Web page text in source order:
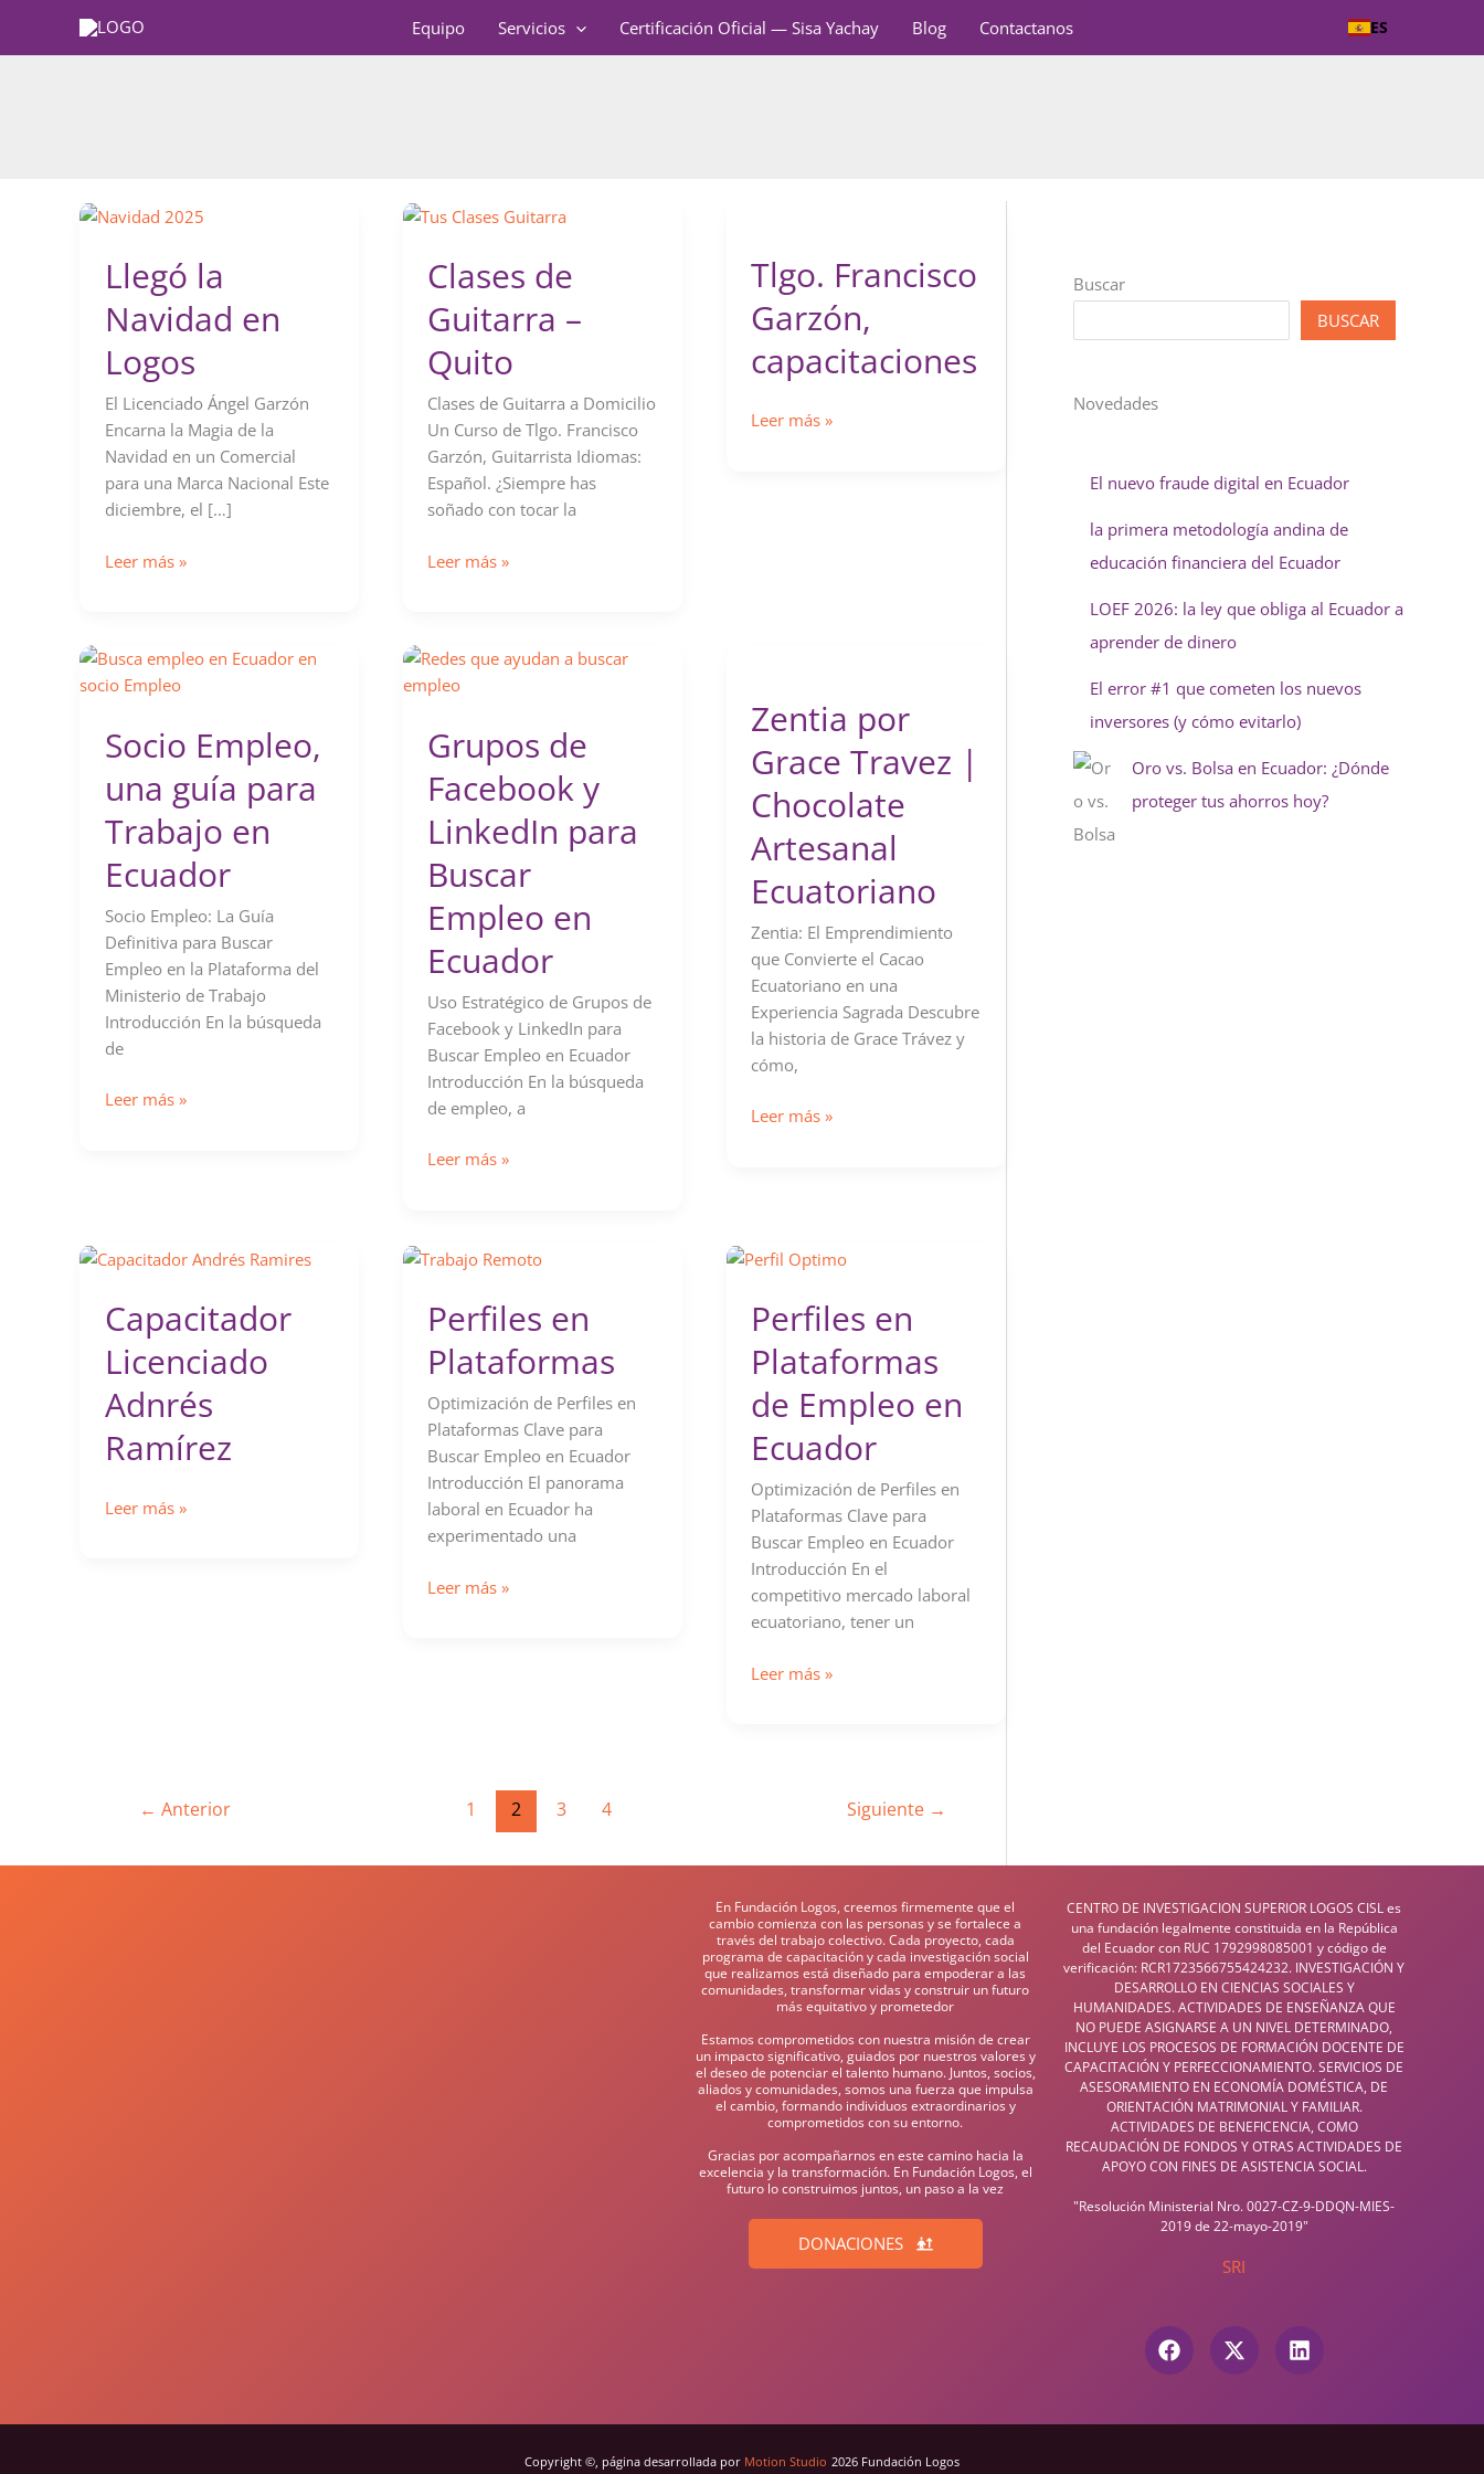
Equipo Servicios Certificación Oficial — Sisa Yachay Blog Contactanos ES
Llegó la
Navidad en
Logos
El Licenciado Ángel Garzón
Encarna la Magia de la
Navidad en un Comercial
para una Marca Nacional Este
diciembre, el […]
Llegó
Logos
Leer más »
Clases de
Guitarra –
Quito
Clases de Guitarra a Domicilio
Un Curso de Tlgo. Francisco
Garzón, Guitarrista Idiomas:
Español. ¿Siempre has
soñado con tocar la
Clases
Quito
Leer más »
Tlgo. Francisco
Garzón,
capacitaciones
Tlgo.
Leer más »
Socio Empleo,
una guía para
Trabajo en
Ecuador
Socio Empleo: La Guía
Definitiva para Buscar
Empleo en la Plataforma del
Ministerio de Trabajo
Introducción En la búsqueda
de
Socio
en
Leer más »
Grupos de
Facebook y
LinkedIn para
Buscar
Empleo en
Ecuador
Uso Estratégico de Grupos de
Facebook y LinkedIn para
Buscar Empleo en Ecuador
Introducción En la búsqueda
de empleo, a
Grupos
LinkedIn
Buscar
Empleo
en
Ecuador
Leer más »
Zentia por
Grace Travez |
Chocolate
Artesanal
Ecuatoriano
Zentia: El Emprendimiento
que Convierte el Cacao
Ecuatoriano en una
Experiencia Sagrada Descubre
la historia de Grace Trávez y
cómo,
Zentia
Chocolate
Artesanal
Ecuatoriano
Leer más »
Capacitador
Licenciado
Adnrés
Ramírez
Capacitador
Leer más »
Perfiles en
Plataformas
Optimización de Perfiles en
Plataformas Clave para
Buscar Empleo en Ecuador
Introducción El panorama
laboral en Ecuador ha
experimentado una
Perfiles
Leer más »
Perfiles en
Plataformas
de Empleo en
Ecuador
Optimización de Perfiles en
Plataformas Clave para
Buscar Empleo en Ecuador
Introducción En el
competitivo mercado laboral
ecuatoriano, tener un
Perfiles
Leer más »
← Anterior 1 2 3 4 Siguiente →
Buscar
BUSCAR
Novedades
El nuevo fraude digital en Ecuador
la primera metodología andina de
educación financiera del Ecuador
LOEF 2026: la ley que obliga al Ecuador a
aprender de dinero
El error #1 que cometen los nuevos
inversores (y cómo evitarlo)
Oro vs. Bolsa en Ecuador: ¿Dónde
proteger tus ahorros hoy?
En Fundación Logos, creemos firmemente que el
cambio comienza con las personas y se fortalece a
través del trabajo colectivo. Cada proyecto, cada
programa de capacitación y cada investigación social
que realizamos está diseñado para empoderar a las
comunidades, transformar vidas y construir un futuro
más equitativo y prometedor
Estamos comprometidos con nuestra misión de crear
un impacto significativo, guiados por nuestros valores y
el deseo de potenciar el talento humano. Juntos, socios,
aliados y comunidades, somos una fuerza que impulsa
el cambio, formando individuos extraordinarios y
comprometidos con su entorno.
Gracias por acompañarnos en este camino hacia la
excelencia y la transformación. En Fundación Logos, el
futuro lo construimos juntos, un paso a la vez
DONACIONES
CENTRO DE INVESTIGACION SUPERIOR LOGOS CISL es
una fundación legalmente constituida en la República
del Ecuador con RUC 1792998085001 y código de
verificación: RCR1723566755424232. INVESTIGACIÓN Y
DESARROLLO EN CIENCIAS SOCIALES Y
HUMANIDADES. ACTIVIDADES DE ENSEÑANZA QUE
NO PUEDE ASIGNARSE A UN NIVEL DETERMINADO,
INCLUYE LOS PROCESOS DE FORMACIÓN DOCENTE DE
CAPACITACIÓN Y PERFECCIONAMIENTO. SERVICIOS DE
ASESORAMIENTO EN ECONOMÍA DOMÉSTICA, DE
ORIENTACIÓN MATRIMONIAL Y FAMILIAR.
ACTIVIDADES DE BENEFICENCIA, COMO
RECAUDACIÓN DE FONDOS Y OTRAS ACTIVIDADES DE
APOYO CON FINES DE ASISTENCIA SOCIAL.
"Resolución Ministerial Nro. 0027-CZ-9-DDQN-MIES-
2019 de 22-mayo-2019"
SRI
Copyright ©, página desarrollada por Motion Studio 2026 Fundación Logos